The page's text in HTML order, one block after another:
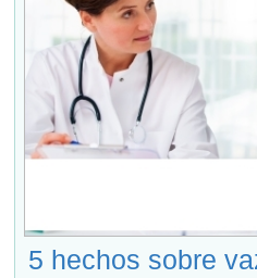
5 hechos sobre